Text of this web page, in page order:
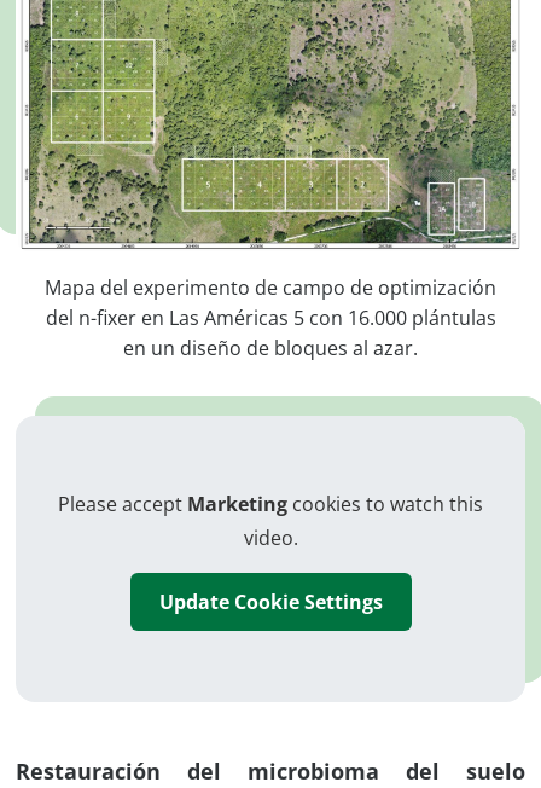
Mapa del experimento de campo de optimización
del n-fixer en Las Américas 5 con 16.000 plántulas
en un diseño de bloques al azar.
Please accept Marketing cookies to watch this
video.
Update Cookie Settings
Restauración del microbioma del suelo